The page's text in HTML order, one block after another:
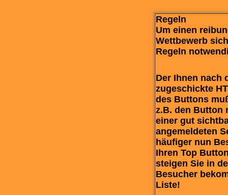
Regeln
Um einen
Wettbewerb
Regeln
Der Ihnen nach
zugeschickte
des Buttons
z.B. den Button
einer gut
angemeldeten
häufiger nun
Ihren Top
steigen Sie in
Besucher
Liste!